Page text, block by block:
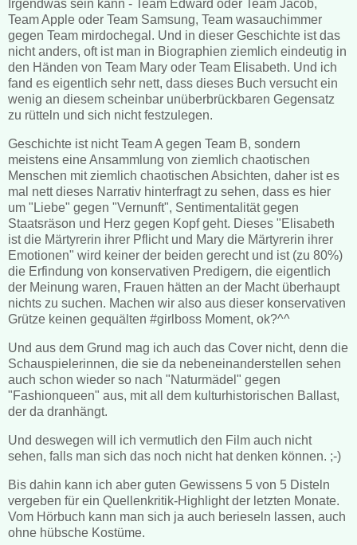
Irgendwas sein kann - Team Edward oder Team Jacob,
Team Apple oder Team Samsung, Team wasauchimmer
gegen Team mirdochegal. Und in dieser Geschichte ist das
nicht anders, oft ist man in Biographien ziemlich eindeutig in
den Händen von Team Mary oder Team Elisabeth. Und ich
fand es eigentlich sehr nett, dass dieses Buch versucht ein
wenig an diesem scheinbar unüberbrückbaren Gegensatz
zu rütteln und sich nicht festzulegen.
Geschichte ist nicht Team A gegen Team B, sondern
meistens eine Ansammlung von ziemlich chaotischen
Menschen mit ziemlich chaotischen Absichten, daher ist es
mal nett dieses Narrativ hinterfragt zu sehen, dass es hier
um "Liebe" gegen "Vernunft", Sentimentalität gegen
Staatsräson und Herz gegen Kopf geht. Dieses "Elisabeth
ist die Märtyrerin ihrer Pflicht und Mary die Märtyrerin ihrer
Emotionen" wird keiner der beiden gerecht und ist (zu 80%)
die Erfindung von konservativen Predigern, die eigentlich
der Meinung waren, Frauen hätten an der Macht überhaupt
nichts zu suchen. Machen wir also aus dieser konservativen
Grütze keinen gequälten #girlboss Moment, ok?^^
Und aus dem Grund mag ich auch das Cover nicht, denn die
Schauspielerinnen, die sie da nebeneinanderstellen sehen
auch schon wieder so nach "Naturmädel" gegen
"Fashionqueen" aus, mit all dem kulturhistorischen Ballast,
der da dranhängt.
Und deswegen will ich vermutlich den Film auch nicht
sehen, falls man sich das noch nicht hat denken können. ;-)
Bis dahin kann ich aber guten Gewissens 5 von 5 Disteln
vergeben für ein Quellenkritik-Highlight der letzten Monate.
Vom Hörbuch kann man sich ja auch berieseln lassen, auch
ohne hübsche Kostüme.